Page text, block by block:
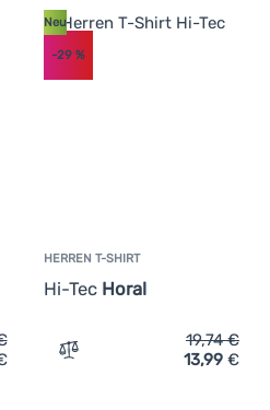
T-Shirt Hi-Tec Vilder' hinzufügen
HERREN T-SHIRT
Hi-Tec Horal
Neu
-29%
Zum Vergleich 'Herren T-
19,74€
13,99 €